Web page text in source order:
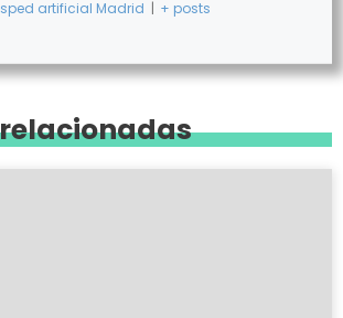
artificial Madrid | + posts